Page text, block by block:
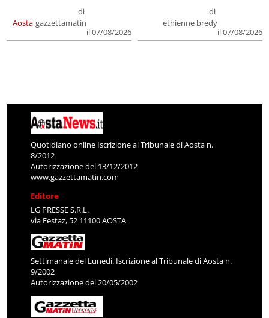
Aosta
di
gazzettamatin
il 07/08/2026
di
ethienne bredy
il 07/08/2026
Quotidiano online Iscrizione al Tribunale di Aosta n.
8/2012
Autorizzazione del 13/12/2012
www.gazzettamatin.com
Editore
LG PRESSE S.R.L.
via Festaz, 52 11100 AOSTA
Settimanale del Lunedì. Iscrizione al Tribunale di Aosta n.
9/2002
Autorizzazione del 20/05/2002